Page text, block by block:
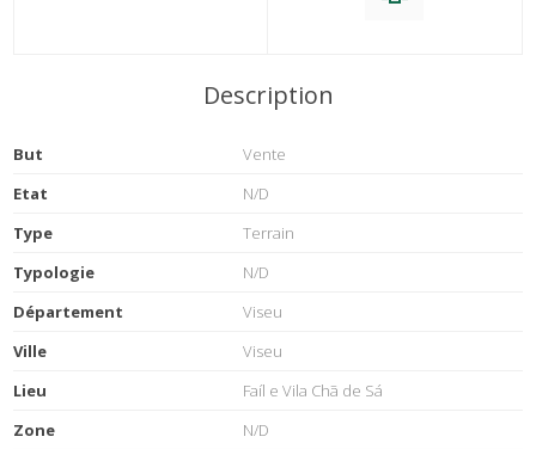
Description
But
Vente
Etat
N/D
Type
Terrain
Typologie
N/D
Département
Viseu
Ville
Viseu
Lieu
Faíl e Vila Chã de Sá
Zone
N/D